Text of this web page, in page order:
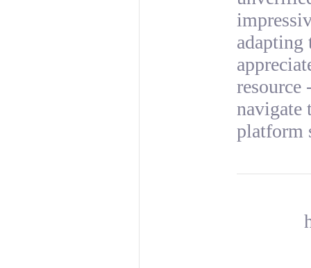
adapting
resource
navigate
platform